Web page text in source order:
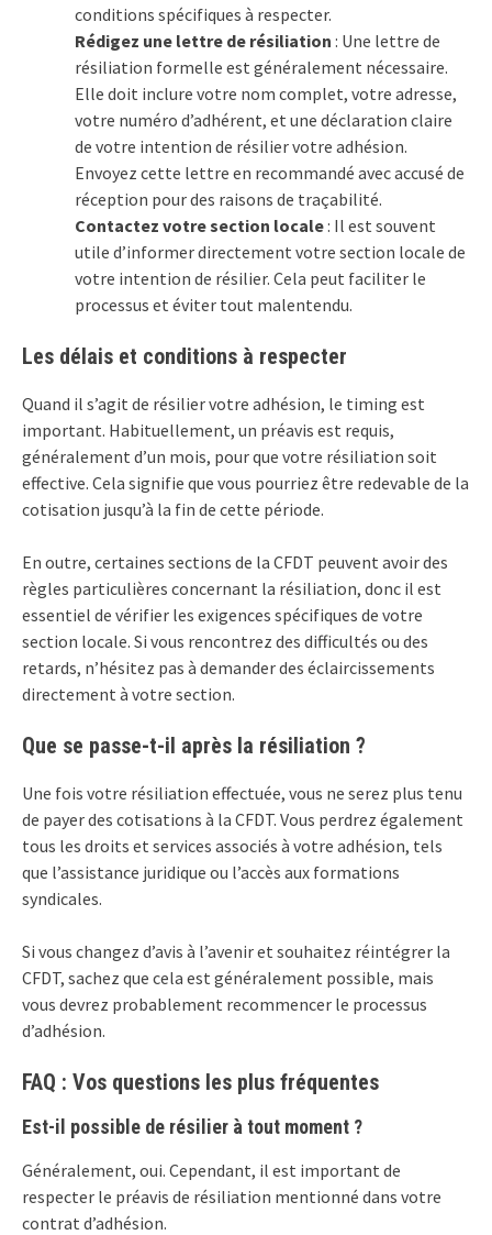
conditions spécifiques à respecter.
Rédigez une lettre de résiliation : Une lettre de
résiliation formelle est généralement nécessaire.
Elle doit inclure votre nom complet, votre adresse,
votre numéro d’adhérent, et une déclaration claire
de votre intention de résilier votre adhésion.
Envoyez cette lettre en recommandé avec accusé de
réception pour des raisons de traçabilité.
Contactez votre section locale: Il est souvent
utile d’informer directement votre section locale de
votre intention de résilier. Cela peut faciliter le
processus et éviter tout malentendu.
Les délais et conditions à respecter
Quand il s’agit de résilier votre adhésion, le timing est
important. Habituellement, un préavis est requis,
généralement d’un mois, pour que votre résiliation soit
effective. Cela signifie que vous pourriez être redevable de la
cotisation jusqu’à la fin de cette période.
En outre, certaines sections de la CFDT peuvent avoir des
règles particulières concernant la résiliation, donc il est
essentiel de vérifier les exigences spécifiques de votre
section locale. Si vous rencontrez des difficultés ou des
retards, n’hésitez pas à demander des éclaircissements
directement à votre section.
Que se passe-t-il après la résiliation ?
Une fois votre résiliation effectuée, vous ne serez plus tenu
de payer des cotisations à la CFDT. Vous perdrez également
tous les droits et services associés à votre adhésion, tels
que l’assistance juridique ou l’accès aux formations
syndicales.
Si vous changez d’avis à l’avenir et souhaitez réintégrer la
CFDT, sachez que cela est généralement possible, mais
vous devrez probablement recommencer le processus
d’adhésion.
FAQ : Vos questions les plus fréquentes
Est-il possible de résilier à tout moment ?
Généralement, oui. Cependant, il est important de
respecter le préavis de résiliation mentionné dans votre
contrat d’adhésion.